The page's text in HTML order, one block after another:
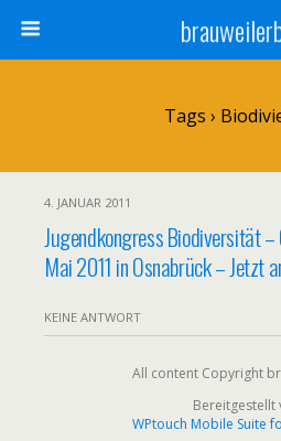
Tags ›
4. JANUAR 2011
Jugendkongress Biodiversität –
Mai 2011 in Osnabrück – Jetzt
KEINE ANTWORT
All content Copyright
Bereitgestellt
WPtouch Mobile Suite